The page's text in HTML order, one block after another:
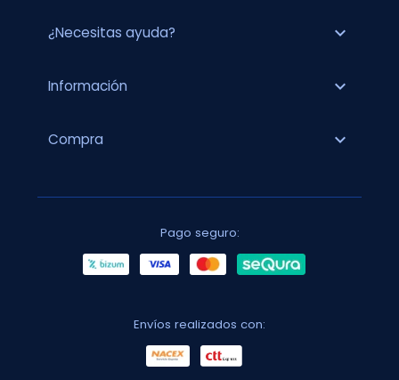
¿Necesitas ayuda? expand_more
Información expand_more
Compra expand_more
Pago seguro:
Envíos realizados con: